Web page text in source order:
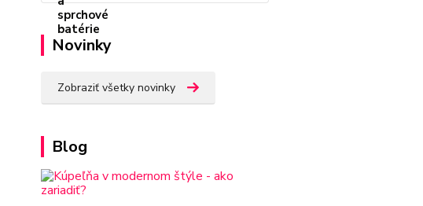
Novinky
Zobraziť všetky novinky
Blog